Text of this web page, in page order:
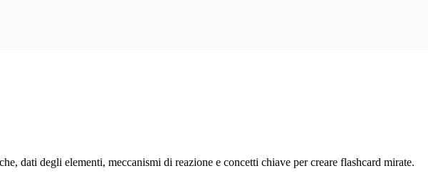
dati degli elementi, meccanismi di reazione e concetti chiave per creare flashcard mirate.